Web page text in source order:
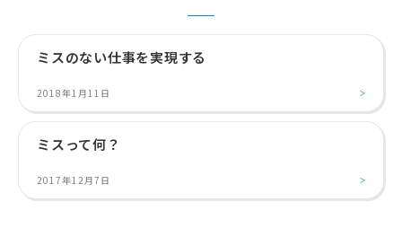
ミスのない仕事を実現する
2018年1月11日
ミスって何？
2017年12月7日